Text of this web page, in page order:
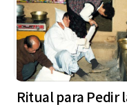
Ritual para Pedir